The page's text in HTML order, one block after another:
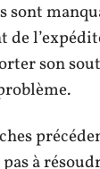
de
son
à